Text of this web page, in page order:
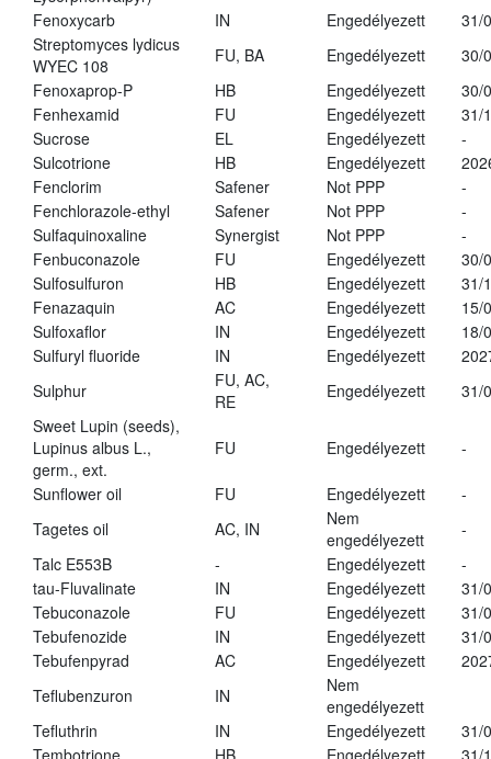
Fenoxycarb IN Engedélyezett
31/
Streptomyces lydicus
WYEC 108
FU, BA Engedélyezett
30/
Fenoxaprop-P
HB Engedélyezett
30/
Fenhexamid
FU Engedélyezett
31/
Sucrose
EL Engedélyezett
-
Sulcotrione
HB Engedélyezett
Fenclorim
Safener Not PPP
-
Fenchlorazole-ethyl
Safener Not PPP
-
Sulfaquinoxaline
Synergist Not PPP
-
Fenbuconazole
FU Engedélyezett
30/
Sulfosulfuron
HB Engedélyezett
31/
Fenazaquin
AC Engedélyezett
15/
Sulfoxaflor
IN Engedélyezett
18/
Sulfuryl fluoride
IN Engedélyezett
Sulphur
FU, AC,
RE
Engedélyezett
31/
Sweet Lupin (seeds),
Lupinus albus L.,
germ., ext.
FU Engedélyezett -
Sunflower oil FU Engedélyezett
-
Tagetes oil
AC, IN
Nem
engedélyezett
-
Talc E553B
- Engedélyezett
-
tau-Fluvalinate
IN Engedélyezett
31/
Tebuconazole
FU Engedélyezett
31/
Tebufenozide
IN Engedélyezett
31/
Tebufenpyrad
AC Engedélyezett
Teflubenzuron
IN
Nem
engedélyezett
Tefluthrin
IN Engedélyezett
31/